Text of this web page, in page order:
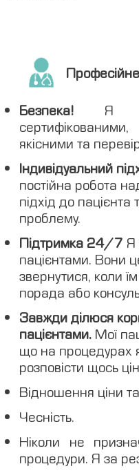
Безпека! Я
якісними та
Індивідуальний
постійна робота
підхід до пацієнта
проблему.
Підтримка 24/7 Я
пацієнтами. Вони
звернутися, коли
порада або
Завжди ділюся
пацієнтами. Мої
що на процедурах
розповісти щось
Відношення ціни та
Чесність.
Ніколи не
процедури. Я за